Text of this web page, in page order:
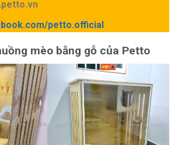
petto.official
mèo bằng gỗ của Petto